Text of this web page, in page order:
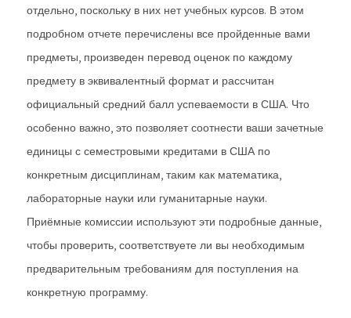
отдельно, поскольку в них нет учебных курсов. В этом
подробном отчете перечислены все пройденные вами
предметы, произведен перевод оценок по каждому
предмету в эквивалентный формат и рассчитан
официальный средний балл успеваемости в США. Что
особенно важно, это позволяет соотнести ваши зачетные
единицы с семестровыми кредитами в США по
конкретным дисциплинам, таким как математика,
лабораторные науки или гуманитарные науки.
Приёмные комиссии используют эти подробные данные,
чтобы проверить, соответствуете ли вы необходимым
предварительным требованиям для поступления на
конкретную программу.